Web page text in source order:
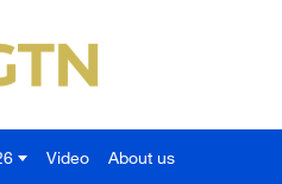
Video About us